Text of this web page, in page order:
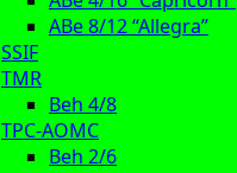
ABe 8/12 “Allegra”
SSIF
TMR
Beh 4/8
TPC-AOMC
Beh 2/6